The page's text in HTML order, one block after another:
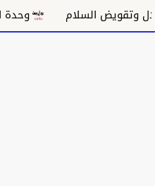
السلام وحدة الموقف